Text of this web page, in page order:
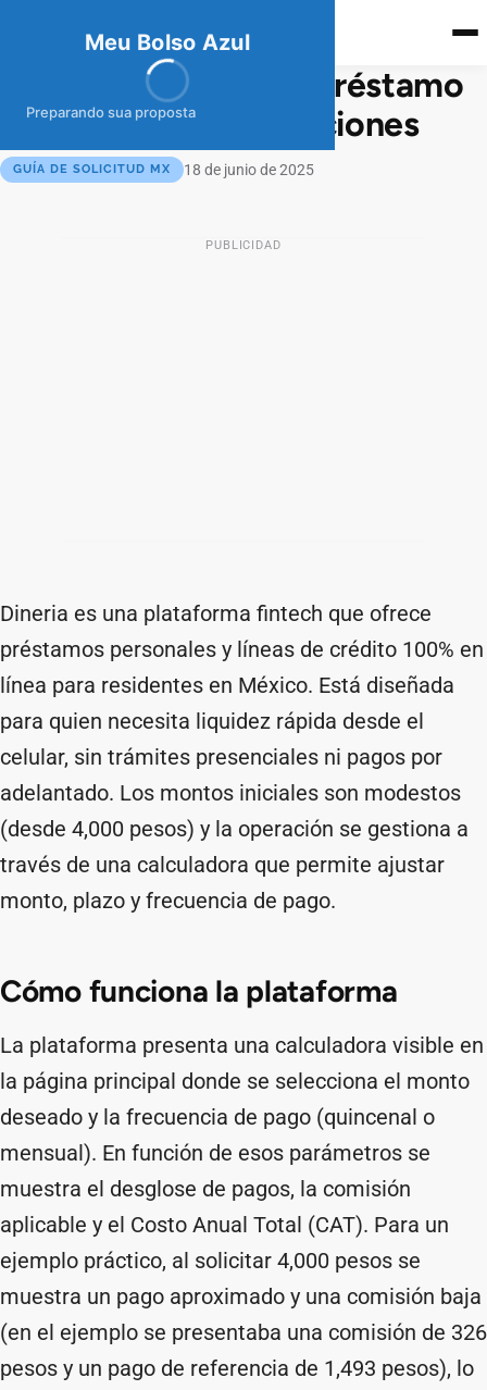
Meu Bolso Azul
Preparando sua proposta
meubolso Azul
Cómo Conseguir tu Préstamo
Dineria sin Complicaciones
GUÍA DE SOLICITUD MX 18 de junio de 2025
PUBLICIDAD
Dineria es una plataforma fintech que ofrece
préstamos personales y líneas de crédito 100% en
línea para residentes en México. Está diseñada
para quien necesita liquidez rápida desde el
celular, sin trámites presenciales ni pagos por
adelantado. Los montos iniciales son modestos
(desde 4,000 pesos) y la operación se gestiona a
través de una calculadora que permite ajustar
monto, plazo y frecuencia de pago.
Cómo funciona la plataforma
La plataforma presenta una calculadora visible en
la página principal donde se selecciona el monto
deseado y la frecuencia de pago (quincenal o
mensual). En función de esos parámetros se
muestra el desglose de pagos, la comisión
aplicable y el Costo Anual Total (CAT). Para un
ejemplo práctico, al solicitar 4,000 pesos se
muestra un pago aproximado y una comisión baja
(en el ejemplo se presentaba una comisión de 326
pesos y un pago de referencia de 1,493 pesos), lo